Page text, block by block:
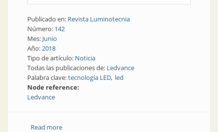
Publicado en: Revista Luminotecnia
Número: 142
Mes: Junio
Año:2018
Tipo de artículo: Noticia
Todas las publicaciones de: Ledvance
Palabra clave:tecnología LED led
Node reference:
Ledvance
Read moreabout Noticia | ¿Qué sabemos realmente acerca de la